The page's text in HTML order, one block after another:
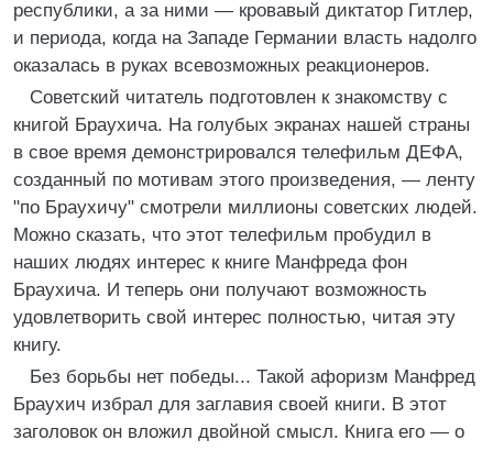
республики, а за ними — кровавый диктатор Гитлер,
и периода, когда на Западе Германии власть надолго
оказалась в руках всевозможных реакционеров.
Советский читатель подготовлен к знакомству с
книгой Браухича. На голубых экранах нашей страны
в свое время демонстрировался телефильм ДЕФА,
созданный по мотивам этого произведения, — ленту
"по Браухичу" смотрели миллионы советских людей.
Можно сказать, что этот телефильм пробудил в
наших людях интерес к книге Манфреда фон
Браухича. И теперь они получают возможность
удовлетворить свой интерес полностью, читая эту
книгу.
Без борьбы нет победы... Такой афоризм Манфред
Браухич избрал для заглавия своей книги. В этот
заголовок он вложил двойной смысл. Книга его — о